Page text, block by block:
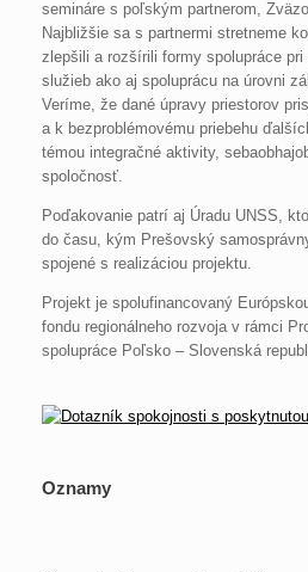
semináre s poľským partnerom,
Najbližšie sa s partnermi stretneme
zlepšili a rozšírili formy spolupráce
služieb ako aj spoluprácu na úrovni
Veríme, že dané úpravy priestorov
a k bezproblémovému priebehu
témou integračné aktivity,
spoločnosť.
Poďakovanie patrí aj Úradu UNSS,
do času, kým Prešovský
spojené s realizáciou projektu.
Projekt je spolufinancovaný
fondu regionálneho rozvoja v rámci
spolupráce Poľsko – Slovenská
Oznamy